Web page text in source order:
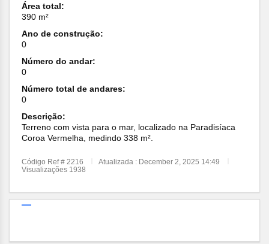
Área total:
390 m²
Ano de construção:
0
Número do andar:
0
Número total de andares:
0
Descrição:
Terreno com vista para o mar, localizado na Paradisíaca
Coroa Vermelha, medindo 338 m².
Código Ref # 2216
Atualizada : December 2, 2025 14:49
Visualizações 1938